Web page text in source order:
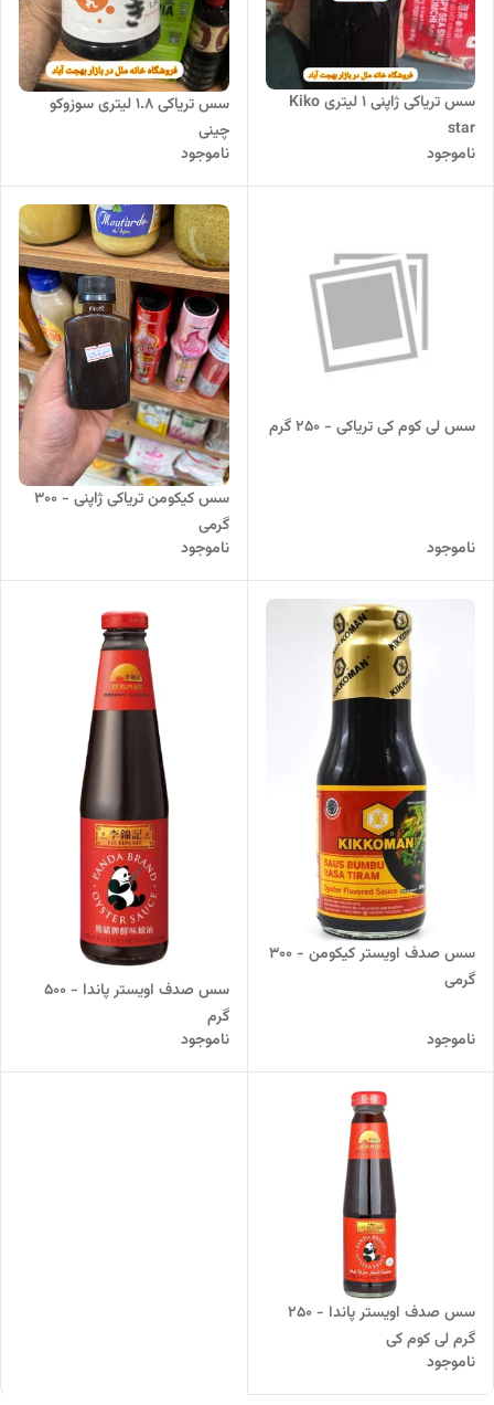
سس تریاکی ژاپنی ۱ لیتری Kiko
star
ناموجود
سس تریاکی 1.8 لیتری سوزوکو
چینی
ناموجود
سس لی کوم کی تریاکی - 250 گرم
ناموجود
سس کیکومن تریاکی ژاپنی - 300
گرمی
ناموجود
سس صدف اویستر کیکومن - ۳۰۰
گرمی
ناموجود
سس صدف اویستر پاندا - 500
گرم
ناموجود
سس صدف اویستر پاندا - 250
گرم لی کوم کی
ناموجود